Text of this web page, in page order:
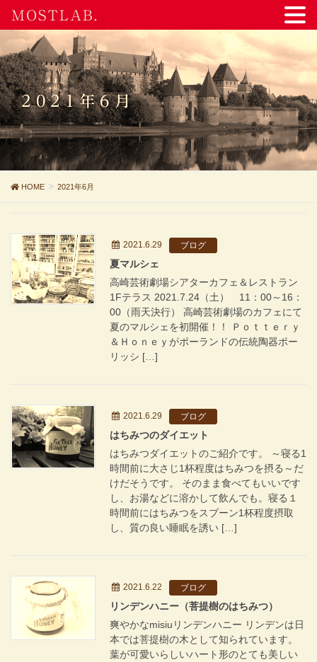
2021年6月
HOME 2021年6月
2021.6.29 ブログ
夏マルシェ
高崎芸術劇場シアターカフェ＆レストラン
1Fテラス 2021.7.24（土） 11：00～16：
00（雨天決行） 高崎芸術劇場のカフェにて
夏のマルシェを初開催！！ Ｐｏｔｔｅｒｙ
＆Ｈｏｎｅｙがポーランドの伝統陶器ポー
リッシ […]
2021.6.29 ブログ
はちみつのダイエット
はちみつダイエットのご紹介です。 ～寝る1
時間前に大さじ1杯程度はちみつを摂る～だ
けだそうです。 そのまま食べてもいいです
し、お湯などに溶かして飲んでも。寝る１
時間前にはちみつをスプーン1杯程度摂取
し、質の良い睡眠を誘い […]
2021.6.22 ブログ
リンデンハニー（菩提樹のはちみつ）
爽やかなmisiuリンデンハニー リンデンは日
本では菩提樹の木として知られています。
葉が可愛いらしいハート形のとても美しい
MOSTLAB.